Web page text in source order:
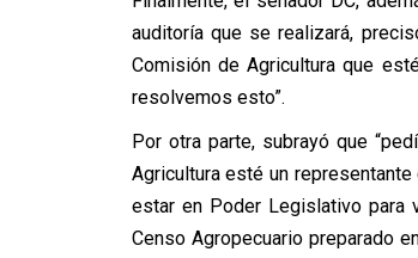
auditoría que se realizará,
Comisión de Agricultura que
resolvemos esto”.
Por otra parte, subrayó que
Agricultura esté un
estar en Poder Legislativo para
Censo Agropecuario preparado